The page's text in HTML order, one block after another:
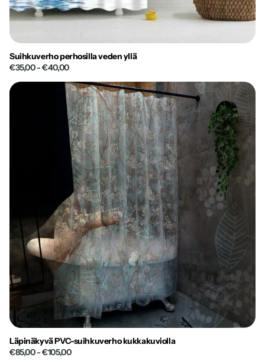
Suihkuverho perhosilla veden yllä
€35,00- €40,00
Läpinäkyvä PVC-suihkuverho kukkakuviolla
€85,00- €105,00